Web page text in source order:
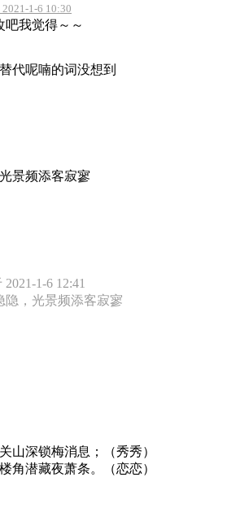
1-6 10:30
吧我觉得～～
代呢喃的词没想到
景频添客寂寥
1-6 12:41
隐，光景频添客寂寥
山深锁梅消息；（秀秀）
角潜藏夜萧条。（恋恋）